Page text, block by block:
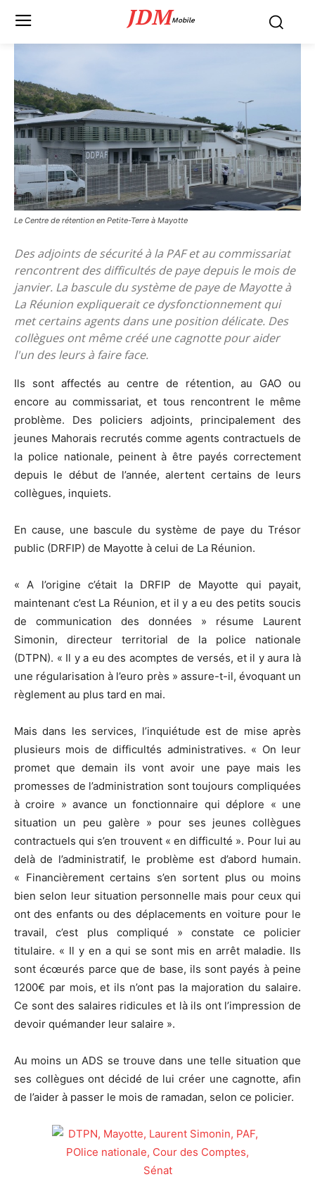
JDMMobile
Le Centre de rétention en Petite-Terre à Mayotte
Des adjoints de sécurité à la PAF et au commissariat
rencontrent des difficultés de paye depuis le mois de
janvier. La bascule du système de paye de Mayotte à
La Réunion expliquerait ce dysfonctionnement qui
met certains agents dans une position délicate. Des
collègues ont même créé une cagnotte pour aider
l'un des leurs à faire face.
Ils sont affectés au centre de rétention, au GAO ou
encore au commissariat, et tous rencontrent le même
problème. Des policiers adjoints, principalement des
jeunes Mahorais recrutés comme agents contractuels de
la police nationale, peinent à être payés correctement
depuis le début de l’année, alertent certains de leurs
collègues, inquiets.
En cause, une bascule du système de paye du Trésor
public (DRFIP) de Mayotte à celui de La Réunion.
« A l’origine c’était la DRFIP de Mayotte qui payait,
maintenant c’est La Réunion, et il y a eu des petits soucis
de communication des données » résume Laurent
Simonin, directeur territorial de la police nationale
(DTPN). « Il y a eu des acomptes de versés, et il y aura là
une régularisation à l’euro près » assure-t-il, évoquant un
règlement au plus tard en mai.
Mais dans les services, l’inquiétude est de mise après
plusieurs mois de difficultés administratives. « On leur
promet que demain ils vont avoir une paye mais les
promesses de l’administration sont toujours compliquées
à croire » avance un fonctionnaire qui déplore « une
situation un peu galère » pour ses jeunes collègues
contractuels qui s’en trouvent « en difficulté ». Pour lui au
delà de l’administratif, le problème est d’abord humain.
« Financièrement certains s’en sortent plus ou moins
bien selon leur situation personnelle mais pour ceux qui
ont des enfants ou des déplacements en voiture pour le
travail, c’est plus compliqué » constate ce policier
titulaire. « Il y en a qui se sont mis en arrêt maladie. Ils
sont écœurés parce que de base, ils sont payés à peine
1200€ par mois, et ils n’ont pas la majoration du salaire.
Ce sont des salaires ridicules et là ils ont l’impression de
devoir quémander leur salaire ».
Au moins un ADS se trouve dans une telle situation que
ses collègues ont décidé de lui créer une cagnotte, afin
de l’aider à passer le mois de ramadan, selon ce policier.